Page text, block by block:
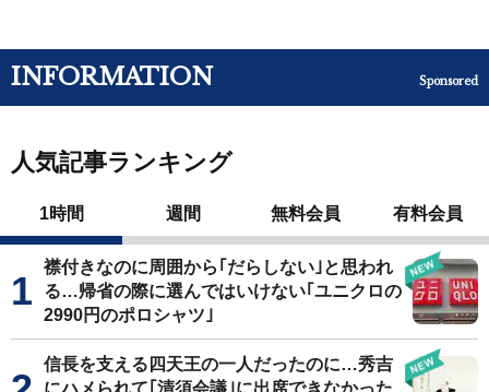
INFORMATION Sponsored
人気記事ランキング
1時間 週間 無料会員 有料会員
襟付きなのに周囲から｢だらしない｣と思われ
る…帰省の際に選んではいけない｢ユニクロの
2990円のポロシャツ｣
信長を支える四天王の一人だったのに…秀吉
にハメられて｢清須会議｣に出席できなかった